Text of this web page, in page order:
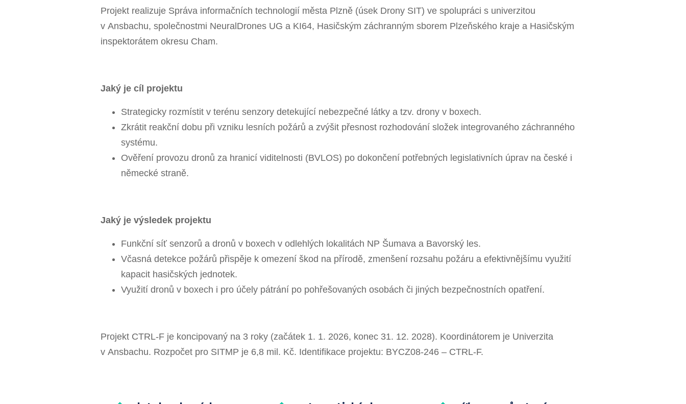
Projekt realizuje Správa informačních technologií města Plzně (úsek Drony SIT) ve spolupráci s univerzitou
v Ansbachu, společnostmi NeuralDrones UG a KI64, Hasičským záchranným sborem Plzeňského kraje a Hasičským
inspektorátem okresu Cham.
Jaký je cíl projektu
Strategicky rozmístit v terénu senzory detekující nebezpečné látky a tzv. drony v boxech.
Zkrátit reakční dobu při vzniku lesních požárů a zvýšit přesnost rozhodování složek integrovaného záchranného
systému.
Ověření provozu dronů za hranicí viditelnosti (BVLOS) po dokončení potřebných legislativních úprav na české i
německé straně.
Jaký je výsledek projektu
Funkční síť senzorů a dronů v boxech v odlehlých lokalitách NP Šumava a Bavorský les.
Včasná detekce požárů přispěje k omezení škod na přírodě, zmenšení rozsahu požáru a efektivnějšímu využití
kapacit hasičských jednotek.
Využití dronů v boxech i pro účely pátrání po pohřešovaných osobách či jiných bezpečnostních opatření.
Projekt CTRL-F je koncipovaný na 3 roky (začátek 1. 1. 2026, konec 31. 12. 2028). Koordinátorem je Univerzita
v Ansbachu. Rozpočet pro SITMP je 6,8 mil. Kč. Identifikace projektu: BYCZ08-246 – CTRL-F.